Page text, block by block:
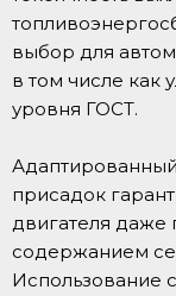
выбор для
в том числе как
уровня ГОСТ.
присадок
двигателя даже
содержанием
Использование